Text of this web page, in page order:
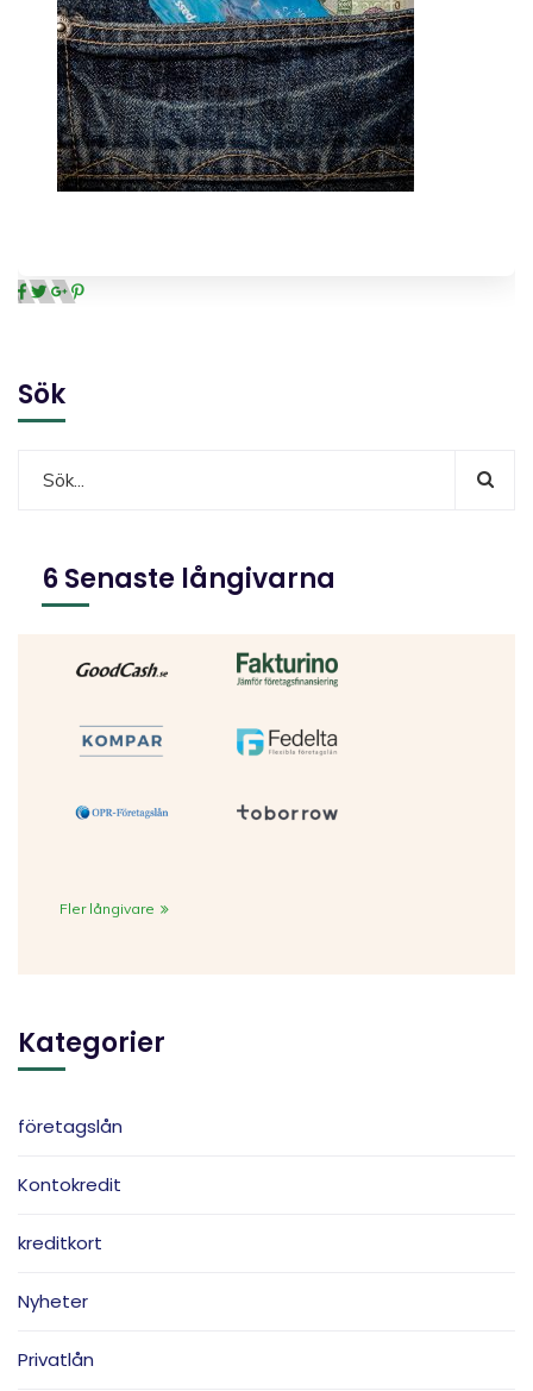
Sök
6 Senaste långivarna
Fler långivare
Kategorier
företagslån
Kontokredit
kreditkort
Nyheter
Privatlån